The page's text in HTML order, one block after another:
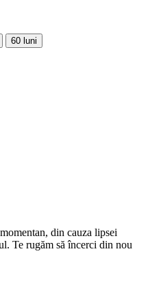
60 luni
din cauza lipsei
Te rugăm să încerci din nou